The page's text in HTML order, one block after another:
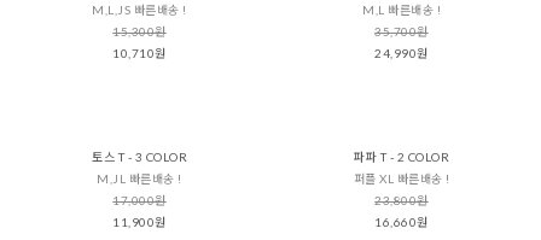
M,L,JS 빠른배송 !
15,300원
10,710원
M,L 빠른배송 !
35,700원
24,990원
토스 T - 3 COLOR
M,JL 빠른배송 !
17,000원
11,900원
파파 T - 2 COLOR
퍼플 XL 빠른배송 !
23,800원
16,660원